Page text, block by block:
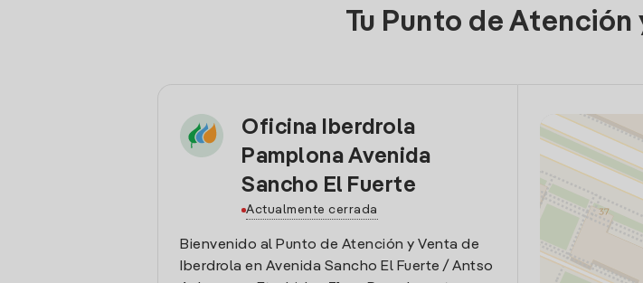
Tu Punto de
Oficina Iberdrola
Pamplona Avenida
Sancho El Fuerte
Actualmente cerrada
Bienvenido al Punto de Atención y Venta de
Iberdrola en Avenida Sancho El Fuerte / Antso